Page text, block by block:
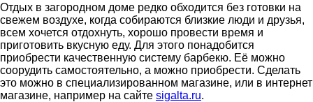
Отдых в загородном доме редко обходится без готовки на
свежем воздухе, когда собираются близкие люди и друзья,
всем хочется отдохнуть, хорошо провести время и
приготовить вкусную еду. Для этого понадобится
приобрести качественную систему барбекю. Её можно
соорудить самостоятельно, а можно приобрести. Сделать
это можно в специализированном магазине, или в интернет
магазине, например на сайте sigalta.ru.